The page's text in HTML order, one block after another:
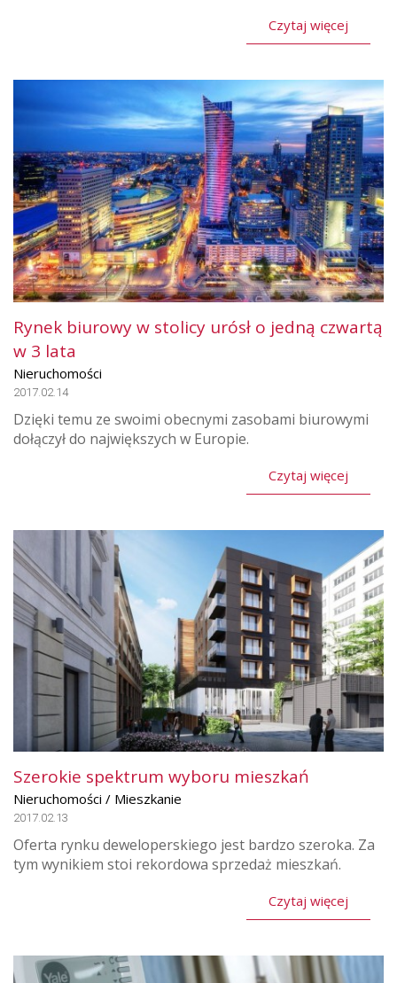
Czytaj więcej
Rynek biurowy w stolicy urósł o jedną czwartą
w 3 lata
Nieruchomości
2017.02.14
Dzięki temu ze swoimi obecnymi zasobami biurowymi
dołączył do największych w Europie.
Czytaj więcej
Szerokie spektrum wyboru mieszkań
Nieruchomości / Mieszkanie
2017.02.13
Oferta rynku deweloperskiego jest bardzo szeroka. Za
tym wynikiem stoi rekordowa sprzedaż mieszkań.
Czytaj więcej